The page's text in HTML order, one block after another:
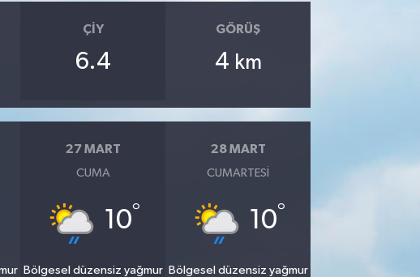
ÇIY
6.4
GÖRÜŞ
4 km
27 MART
CUMA
10°
Bölgesel düzensiz yağmur
28 MART
CUMARTESI
10°
Bölgesel düzensiz yağmur